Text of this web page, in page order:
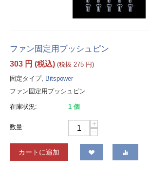
ファン固定用プッシュピン
303 円 (税込) (税抜 275 円)
固定タイプ, Bitspower
ファン固定用プッシュピン
在庫状況: 1 個
数量:
+
−
カートに追加